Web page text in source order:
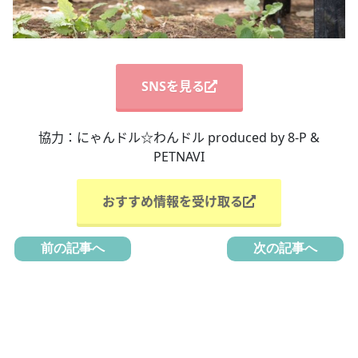
SNSを見る
協力：にゃんドル☆わんドル produced by 8-P &
PETNAVI
おすすめ情報を受け取る
前の記事へ 次の記事へ